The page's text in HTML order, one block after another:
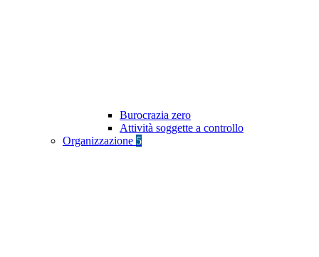
Burocrazia zero
Attività soggette a controllo
Organizzazione 5